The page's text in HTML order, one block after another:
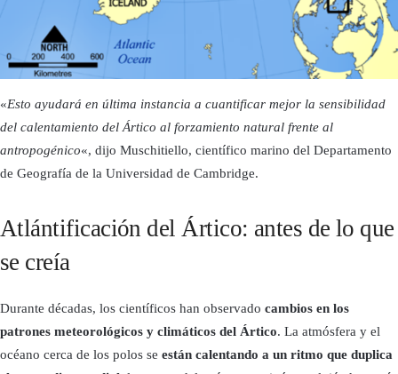
«Esto ayudará en última instancia a cuantificar mejor la sensibilidad
del calentamiento del Ártico al forzamiento natural frente al
antropogénico«, dijo Muschitiello, científico marino del Departamento
de Geografía de la Universidad de Cambridge.
Atlántificación del Ártico: antes de lo que
se creía
Durante décadas, los científicos han observado cambios en los
patrones meteorológicos y climáticos del Ártico. La atmósfera y el
océano cerca de los polos se están calentando a un ritmo que duplica